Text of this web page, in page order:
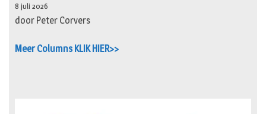
8 juli 2026
door Peter Corvers
Meer Columns KLIK HIER>>